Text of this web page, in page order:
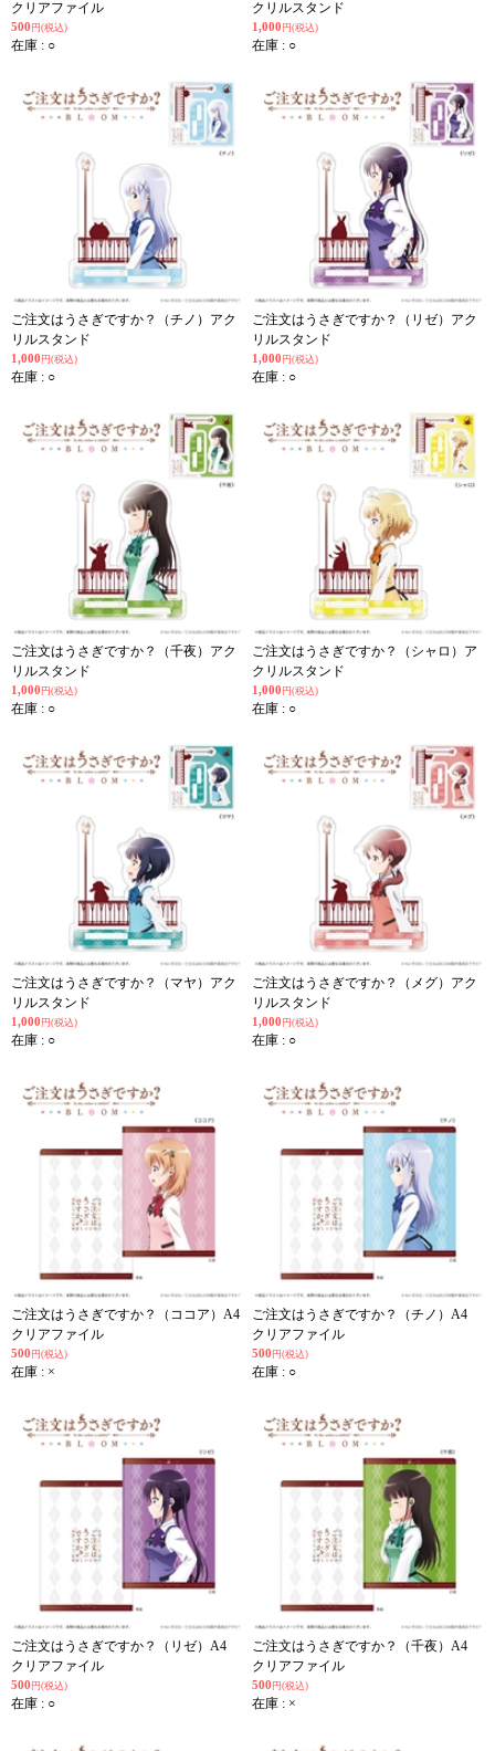
クリアファイル
500 円(税込)
在庫 : ○
クリルスタンド
1,000 円(税込)
在庫 : ○
ご注文はうさぎですか？（チノ）アク
リルスタンド
1,000 円(税込)
在庫 : ○
ご注文はうさぎですか？（リゼ）アク
リルスタンド
1,000 円(税込)
在庫 : ○
ご注文はうさぎですか？（千夜）アク
リルスタンド
1,000 円(税込)
在庫 : ○
ご注文はうさぎですか？（シャロ）ア
クリルスタンド
1,000 円(税込)
在庫 : ○
ご注文はうさぎですか？（マヤ）アク
リルスタンド
1,000 円(税込)
在庫 : ○
ご注文はうさぎですか？（メグ）アク
リルスタンド
1,000 円(税込)
在庫 : ○
ご注文はうさぎですか？（ココア）A4
クリアファイル
500 円(税込)
在庫 : ×
ご注文はうさぎですか？（チノ）A4
クリアファイル
500 円(税込)
在庫 : ○
ご注文はうさぎですか？（リゼ）A4
クリアファイル
500 円(税込)
在庫 : ○
ご注文はうさぎですか？（千夜）A4
クリアファイル
500 円(税込)
在庫 : ×